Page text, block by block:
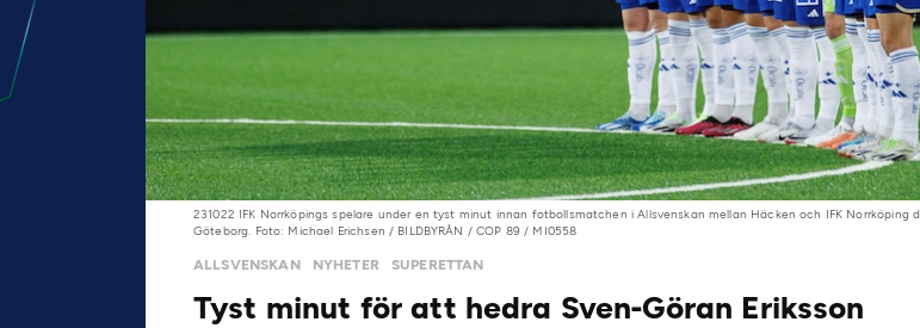
231022 IFK Norrköpings spelare under en tyst minut innan fotbollsmatchen i Allsvenskan mellan Häcken och IFK Norrköping
Göteborg. Foto: Michael Erichsen / BILDBYRÅN / COP 89 / MI0558
ALLSVENSKAN NYHETER SUPERETTAN
Tyst minut för att hedra Sven-Göran Eriksson